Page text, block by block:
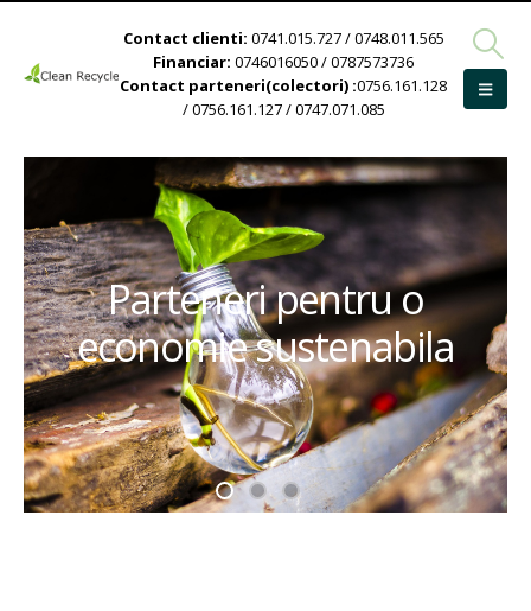
Contact clienti: 0741.015.727 / 0748.011.565
Financiar: 0746016050 / 0787573736
Contact parteneri(colectori) :0756.161.128
/ 0756.161.127 / 0747.071.085
Parteneri pentru o
economie sustenabila